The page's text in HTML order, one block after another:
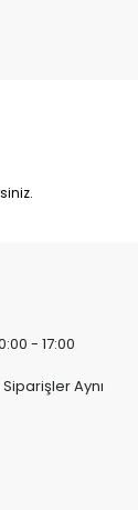
- 17:00
Aynı